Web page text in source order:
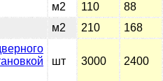
м2 110 88
м2 210 168
шт 3000 2400